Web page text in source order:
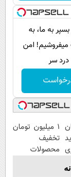
به ما، به
میفروشیم! امن
درد سر
۱ میلیون تومان
تخفیف
محصولات